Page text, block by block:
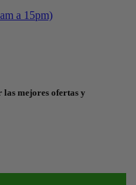
a 15pm)
las mejores ofertas y